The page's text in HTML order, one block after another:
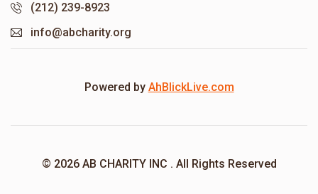
(212) 239-8923
info@abcharity.org
Powered by AhBlickLive.com
© 2026 AB CHARITY INC . All Rights Reserved